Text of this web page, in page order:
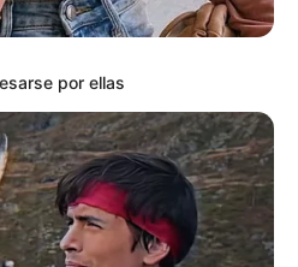
por ellas